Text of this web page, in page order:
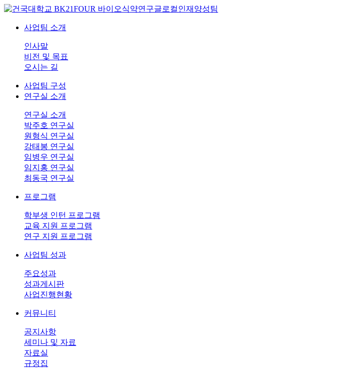
사업팀 소개
인사말
비전 및 목표
오시는 길
사업팀 구성
연구실 소개
연구실 소개
박주호 연구실
원형식 연구실
강태봉 연구실
임병우 연구실
임지홍 연구실
최동국 연구실
프로그램
학부생 인턴 프로그램
교육 지원 프로그램
연구 지원 프로그램
사업팀 성과
주요성과
성과게시판
사업진행현황
커뮤니티
공지사항
세미나 및 자료
자료실
규정집